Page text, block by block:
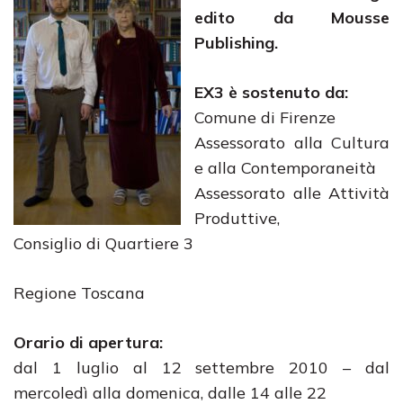
edito da Mousse
Publishing.
EX3 è sostenuto da:
Comune di Firenze
Assessorato alla Cultura
e alla Contemporaneità
Assessorato alle Attività
Produttive,
Consiglio di Quartiere 3
Regione Toscana
Orario di apertura:
dal 1 luglio al 12 settembre 2010 – dal
mercoledì alla domenica, dalle 14 alle 22